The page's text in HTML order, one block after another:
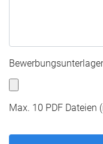
Max. 10 PDF Dateien